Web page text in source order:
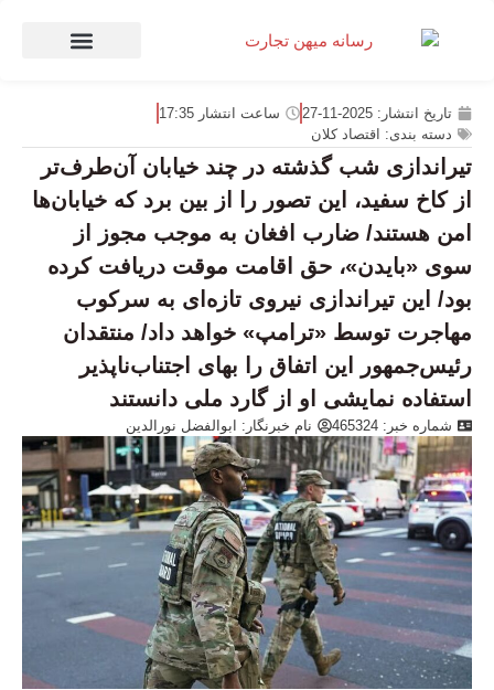
تاریخ انتشار: 2025-11-27 ساعت انتشار 17:35
دسته بندی: اقتصاد کلان
تیراندازی شب گذشته در چند خیابان آن‌طرف‌تر
از کاخ سفید، این تصور را از بین برد که خیابان‌ها
امن هستند/ ضارب افغان به موجب مجوز از
سوی «بایدن»، حق اقامت موقت دریافت کرده
بود/ این تیراندازی نیروی تازه‌ای به سرکوب
مهاجرت توسط «ترامپ» خواهد داد/ منتقدان
رئیس‌جمهور این اتفاق را بهای اجتناب‌ناپذیر
استفاده نمایشی او از گارد ملی دانستند
شماره خبر: 465324 نام خبرنگار: ابوالفضل نورالدین